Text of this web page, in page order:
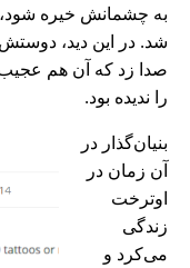
به چشمانش خیره
شد. در این دید، دوستش
را ندیده بود.
بنیان‌گذار در
آن زمان در
اوترخت
زندگی
می‌کرد و